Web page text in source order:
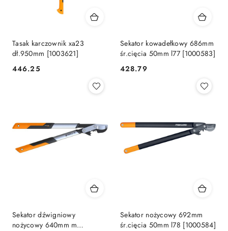
Tasak karczownik xa23
dł.950mm [1003621]
Cena:
446.25
Sekator kowadełkowy 686mm
śr.cięcia 50mm l77 [1000583]
Cena:
428.79
Sekator dźwigniowy
nożycowy 640mm m
Sekator nożycowy 692mm
śr.cięcia 50mm l78 [1000584]